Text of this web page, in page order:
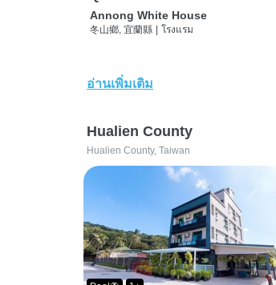
Annong White House
冬山鄉, 宜蘭縣 | โรงแรม
อ่านเพิ่มเติม
Hualien County
Hualien County, Taiwan